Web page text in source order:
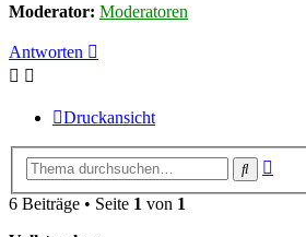
Moderator: Moderatoren
Antworten
Druckansicht
Suche
6 Beiträge • Seite 1 von 1